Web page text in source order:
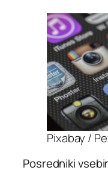
Pixabay /
Posredniki